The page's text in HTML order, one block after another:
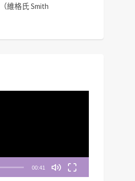
（維格氏 Smith
00:41